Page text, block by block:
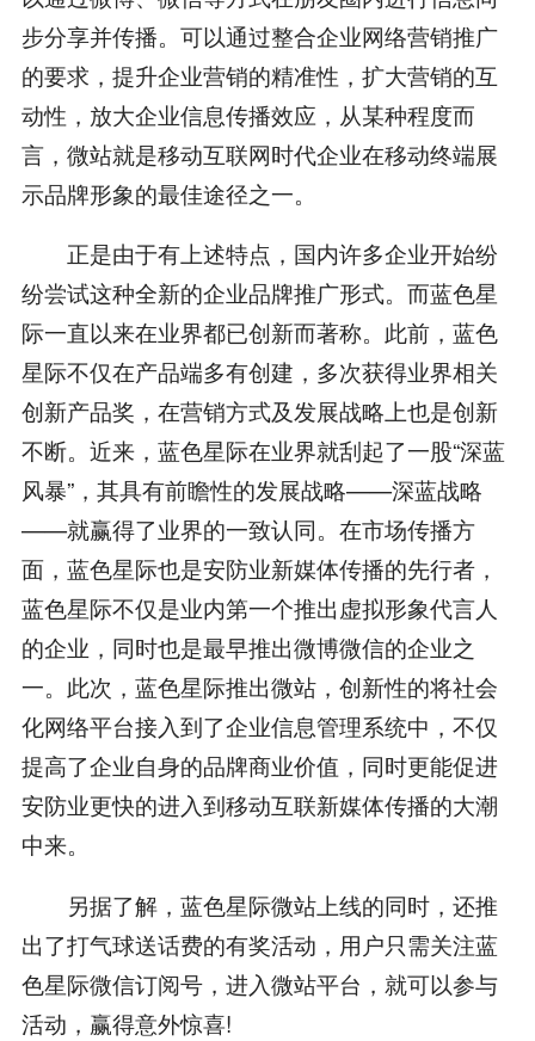
步分享并传播。可以通过整合企业网络营销推广
的要求，提升企业营销的精准性，扩大营销的互
动性，放大企业信息传播效应，从某种程度而
言，微站就是移动互联网时代企业在移动终端展
示品牌形象的最佳途径之一。
正是由于有上述特点，国内许多企业开始纷
纷尝试这种全新的企业品牌推广形式。而蓝色星
际一直以来在业界都已创新而著称。此前，蓝色
星际不仅在产品端多有创建，多次获得业界相关
创新产品奖，在营销方式及发展战略上也是创新
不断。近来，蓝色星际在业界就刮起了一股“深蓝
风暴”，其具有前瞻性的发展战略——深蓝战略
——就赢得了业界的一致认同。在市场传播方
面，蓝色星际也是安防业新媒体传播的先行者，
蓝色星际不仅是业内第一个推出虚拟形象代言人
的企业，同时也是最早推出微博微信的企业之
一。此次，蓝色星际推出微站，创新性的将社会
化网络平台接入到了企业信息管理系统中，不仅
提高了企业自身的品牌商业价值，同时更能促进
安防业更快的进入到移动互联新媒体传播的大潮
中来。
另据了解，蓝色星际微站上线的同时，还推
出了打气球送话费的有奖活动，用户只需关注蓝
色星际微信订阅号，进入微站平台，就可以参与
活动，赢得意外惊喜!